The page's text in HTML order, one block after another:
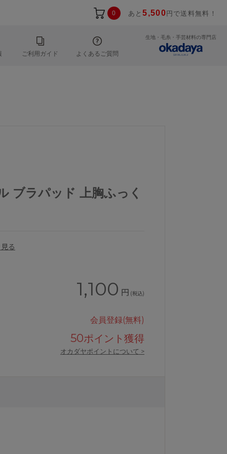
0 あと5,500 円で送料無料！
ご利用ガイド よくあるご質問
生地・毛糸・手芸材料の専門店
ブラパッド 上胸ふっく
る
1,100 円 (税込)
会員登録(無料)
50ポイント獲得
オカダヤポイントについて >